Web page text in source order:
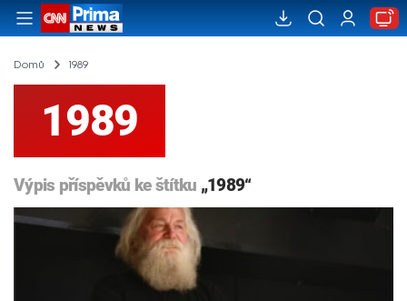
Domů 1989
1989
Výpis příspěvků ke štítku „1989“